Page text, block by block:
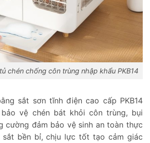
chén chống côn trùng nhập khẩu PKB14
sắt sơn tĩnh điện cao cấp PKB14
vệ chén bát khỏi côn trùng, bụi
cường đảm bảo vệ sinh an toàn thực
sắt bền bỉ, chịu lực tốt tạo cảm giác